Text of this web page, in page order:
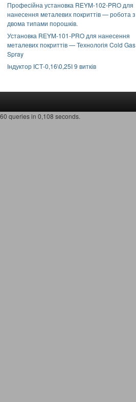
Професійна установка REYM-102-PRO для
нанесення металевих покриттів — робота з
двома типами порошків.
Установка REYM-101-PRO для нанесення
металевих покриттів — Технологія Cold Gas
Spray
Індуктор ІСТ-0,16\0,25І 9 витків
60 queries in 0,108 seconds.